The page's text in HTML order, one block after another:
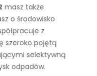
masz także
o środowisko
z
szeroko pojętą
selektywną
odpadów.